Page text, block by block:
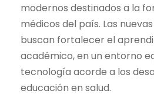
modernos destinados a la
médicos del país. Las
buscan fortalecer el
académico, en un entorno
tecnología acorde a los
educación en salud.